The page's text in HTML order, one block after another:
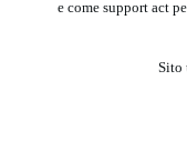
e come support act